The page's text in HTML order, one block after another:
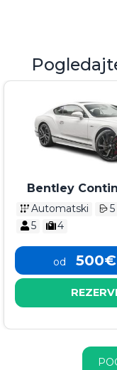
Bentley
Speed
Automatski 5
5
4
od 500€